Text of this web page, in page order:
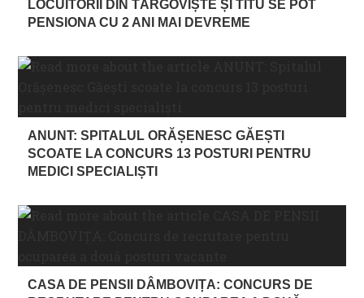
LOCUITORII DIN TÂRGOVIȘTE ȘI TITU SE POT
PENSIONA CU 2 ANI MAI DEVREME
ANUNT: SPITALUL ORĂȘENESC GĂEȘTI
SCOATE LA CONCURS 13 POSTURI PENTRU
MEDICI SPECIALIȘTI
CASA DE PENSII DÂMBOVIȚA: CONCURS DE